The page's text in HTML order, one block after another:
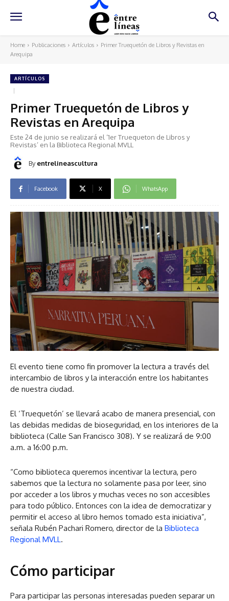
Home Publicaciones Artículos
Primer Truequetón de Libros y Revistas en
Arequipa
ARTÍCULOS
Primer Truequetón de Libros y
Revistas en Arequipa
Este 24 de junio se realizará el ‘1er Truequeton de Libros y
Revistas’ en la Biblioteca Regional MVLL
By entrelineascultura
Facebook X WhatsApp
El evento tiene como fin promover la lectura a través del
intercambio de libros y la interacción entre los habitantes
de nuestra ciudad.
El ‘Truequetón’ se llevará acabo de manera presencial, con
las debidas medidas de bioseguridad, en los interiores de la
biblioteca (Calle San Francisco 308). Y se realizará de 9:00
a.m. a 16:00 p.m.
“Como biblioteca queremos incentivar la lectura, pero
sabemos que la lectura no solamente pasa por leer, sino
por acceder a los libros y muchas veces no son accesibles
para todo público. Entonces con la idea de democratizar y
permitir el acceso al libro hemos tomado esta iniciativa”,
señala Rubén Pachari Romero, director de la Biblioteca
Regional MVLL.
Cómo participar
Para participar las personas interesadas pueden separar un